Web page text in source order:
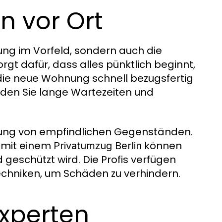
vor Ort
im Vorfeld, sondern auch die
dafür, dass alles pünktlich beginnt,
neue Wohnung schnell bezugsfertig
Sie lange Wartezeiten und
von empfindlichen Gegenständen.
einem Privatumzug Berlin können
wird. Die Profis verfügen
um Schäden zu verhindern.